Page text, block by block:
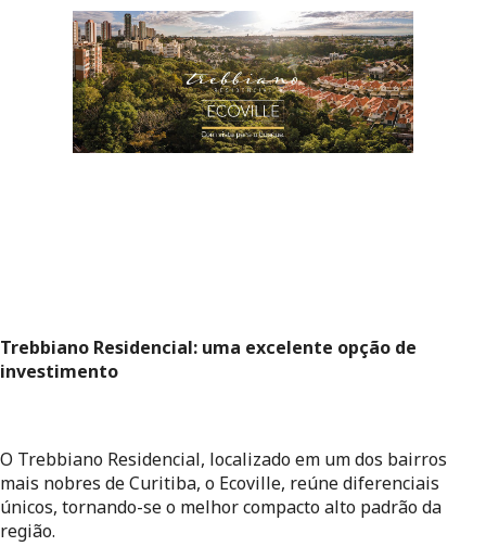
Trebbiano Residencial: uma excelente opção de
investimento
O Trebbiano Residencial, localizado em um dos bairros
mais nobres de Curitiba, o Ecoville, reúne diferenciais
únicos, tornando-se o melhor compacto alto padrão da
região.